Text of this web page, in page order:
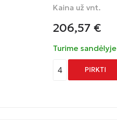
Kaina už vnt.
206,57 €
Turime sandėlyje
4 PIRKTI